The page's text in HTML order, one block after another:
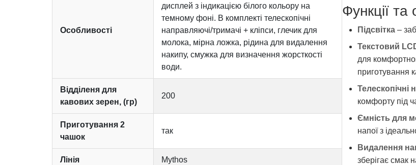
Особливості
дисплей з індикацією білого кольору на
темному фоні. В комплекті телескопічні
направляючі/тримачі + кліпси, глечик для
молока, мірна ложка, рідина для видалення
накипу, смужка для визначення жорсткості
води.
Відділеня для
кавових зерен, (гр)
200
Приготування 2
чашок
так
Лінія Mythos
Функції та
Підсвітка –
Текстовий
для
приготування
Телескопічні
комфорту під
Ємність​ для
напої з
Видалення
зберігає смак